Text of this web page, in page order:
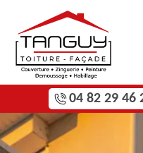
04 82 29 46